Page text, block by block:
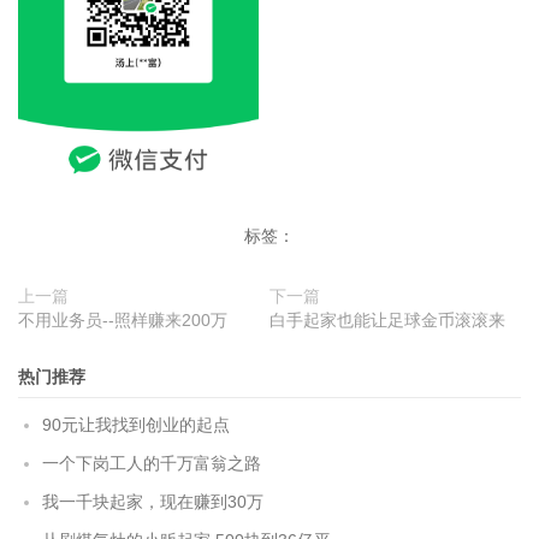
标签：
上一篇
不用业务员--照样赚来200万
下一篇
白手起家也能让足球金币滚滚来
热门推荐
90元让我找到创业的起点
一个下岗工人的千万富翁之路
我一千块起家，现在赚到30万